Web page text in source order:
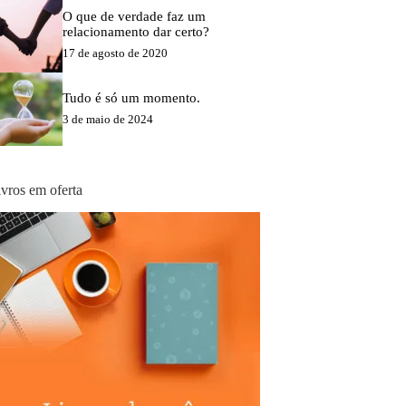
O que de verdade faz um
relacionamento dar certo?
17 de agosto de 2020
Tudo é só um momento.
3 de maio de 2024
em oferta